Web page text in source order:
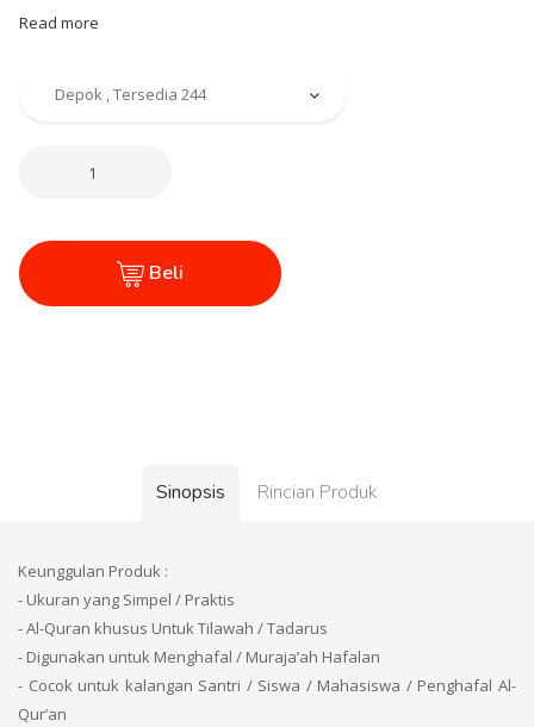
Read more
Beli
Sinopsis Rincian Produk
Keunggulan Produk :
- Ukuran yang Simpel / Praktis
- Al-Quran khusus Untuk Tilawah / Tadarus
- Digunakan untuk Menghafal / Muraja’ah Hafalan
- Cocok untuk kalangan Santri / Siswa / Mahasiswa / Penghafal Al-
Qur’an